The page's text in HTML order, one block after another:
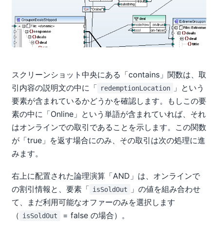
スクリーンショット中央にある「contains」関数は、取
引内容の説明文の中に「 redemptionLocation
」という
要素が含まれているかどうかを確認します。もしこの要
素の中に「Online」という単語が含まれていれば、それ
はオンラインでの取引であることを示します。この関数
が「true」を返す場合にのみ、その取引は次の処理に進
みます。
右上に配置された論理演算「AND」は、オンラインで
の割引情報と、要素「 isSoldOut
」の値を組み合わせ
て、まだ利用可能なオファーのみを選択します
（ isSoldOut = false の場合）。